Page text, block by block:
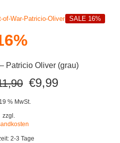
Patricio Oliver (grau)
SALE 16%
Ursprünglicher
Preis
€11,90
€9,99Aktueller
% MwSt.
zzgl.
2-3 Tage